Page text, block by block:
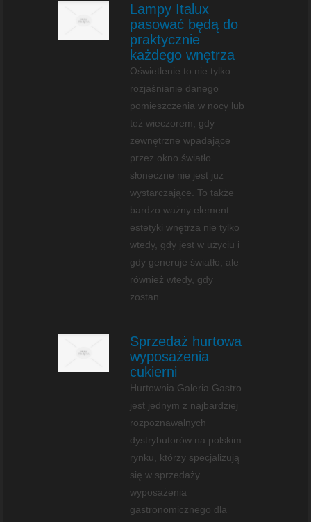
Lampy Italux
pasować będą do
praktycznie
każdego wnętrza
Oświetlenie to nie tylko
rozjaśnianie danego
pomieszczenia w nocy lub
też wieczorem, gdy
zewnętrzne wpadające
przez okno światło
słoneczne nie jest już
wystarczające. To także
bardzo ważny element
estetyki wnętrza nie tylko
wtedy, gdy jest w użyciu i
gdy generuje światło, ale
również wtedy, gdy
zostan...
Sprzedaż hurtowa
wyposażenia
cukierni
Hurtownia Galeria Gastro
jest jednym z najbardziej
rozpoznawalnych
dystrybutorów na polskim
rynku, którzy specjalizują
się w sprzedaży
wyposażenia
gastronomicznego dla